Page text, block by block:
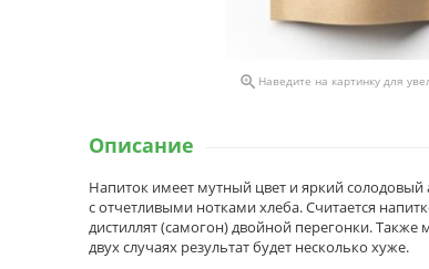
 Наведите на картинку для
Описание
Напиток имеет мутный цвет и яркий
с отчетливыми нотками хлеба. Считается
дистиллят (самогон) двойной перегонки. Также
двух случаях результат будет несколько хуже.